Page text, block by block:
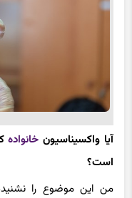
آیا واکسیناسیون خانواده
است؟
من این موضوع را